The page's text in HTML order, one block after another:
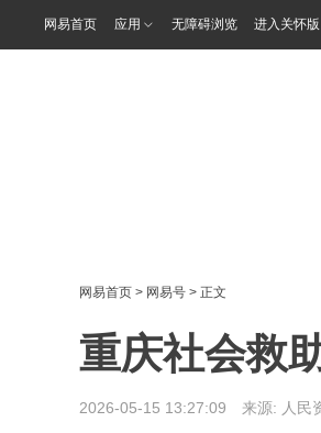
网易首页 应用 无障碍浏览 进入关怀版
网易首页 > 网易号 > 正文
重庆社会救
2026-05-15 13:27:09 来源: 人民